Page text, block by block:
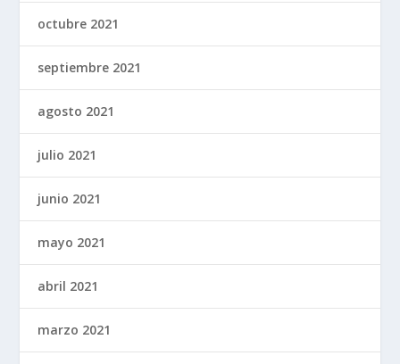
octubre 2021
septiembre 2021
agosto 2021
julio 2021
junio 2021
mayo 2021
abril 2021
marzo 2021